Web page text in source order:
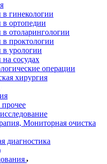
гинекологии
ортопедии
отоларингологии
проктологии
урологии
сосудах
операции
хирургия
Мониторная очистка
диагностика